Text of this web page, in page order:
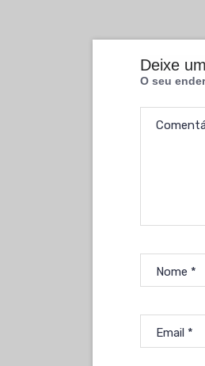
Deixe
O seu
Nome *
Email *